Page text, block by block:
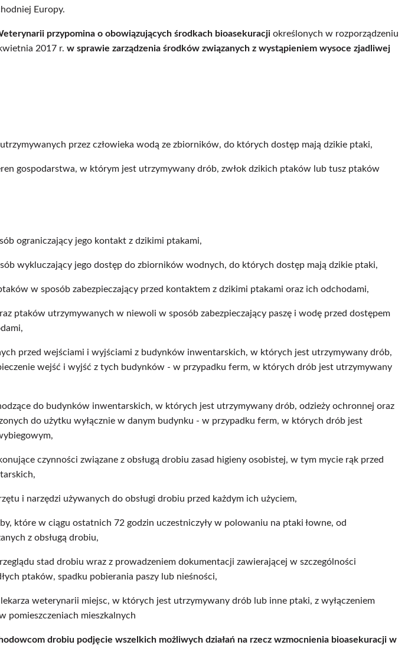
Europy.
przypomina o obowiązujących środkach bioasekuracji określonych w rozporządzeniu
2017 r. w sprawie zarządzenia środków związanych z wystąpieniem wysoce zjadliwej
przez człowieka wodą ze zbiorników, do których dostęp mają dzikie ptaki,
gospodarstwa, w którym jest utrzymywany drób, zwłok dzikich ptaków lub tusz ptaków
ograniczający jego kontakt z dzikimi ptakami,
wykluczający jego dostęp do zbiorników wodnych, do których dostęp mają dzikie ptaki,
w sposób zabezpieczający przed kontaktem z dzikimi ptakami oraz ich odchodami,
ptaków utrzymywanych w niewoli w sposób zabezpieczający paszę i wodę przed dostępem
przed wejściami i wyjściami z budynków inwentarskich, w których jest utrzymywany drób,
wejść i wyjść z tych budynków - w przypadku ferm, w których drób jest utrzymywany
do budynków inwentarskich, w których jest utrzymywany drób, odzieży ochronnej oraz
do użytku wyłącznie w danym budynku - w przypadku ferm, w których drób jest
czynności związane z obsługą drobiu zasad higieny osobistej, w tym mycie rąk przed
i narzędzi używanych do obsługi drobiu przed każdym ich użyciem,
które w ciągu ostatnich 72 godzin uczestniczyły w polowaniu na ptaki łowne, od
z obsługą drobiu,
stad drobiu wraz z prowadzeniem dokumentacji zawierającej w szczególności
ptaków, spadku pobierania paszy lub nieśności,
lekarza weterynarii miejsc, w których jest utrzymywany drób lub inne ptaki, z wyłączeniem
pomieszczeniach mieszkalnych
drobiu podjęcie wszelkich możliwych działań na rzecz wzmocnienia bioasekuracji w